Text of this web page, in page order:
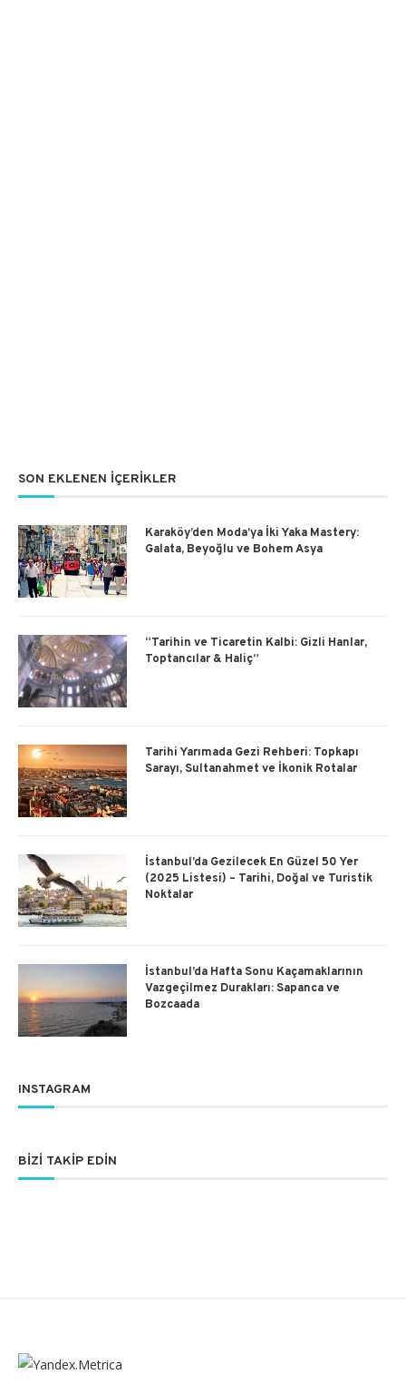
SON EKLENEN İÇERIKLER
Karaköy’den Moda’ya İki Yaka Mastery:
Galata, Beyoğlu ve Bohem Asya
“Tarihin ve Ticaretin Kalbi: Gizli Hanlar,
Toptancılar & Haliç”
Tarihi Yarımada Gezi Rehberi: Topkapı
Sarayı, Sultanahmet ve İkonik Rotalar
İstanbul’da Gezilecek En Güzel 50 Yer
(2025 Listesi) – Tarihi, Doğal ve Turistik
Noktalar
İstanbul’da Hafta Sonu Kaçamaklarının
Vazgeçilmez Durakları: Sapanca ve
Bozcaada
INSTAGRAM
BIZI TAKIP EDIN